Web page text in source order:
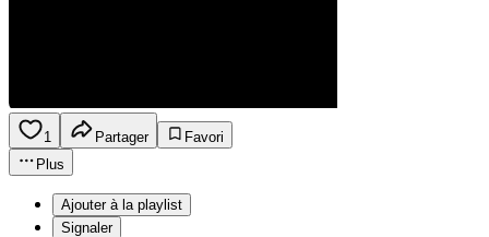
1 Partager
Favori
Plus
Ajouter à la playlist
Signaler